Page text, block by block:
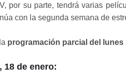
por su parte, tendrá varias
con la segunda semana de
programación parcial del lunes
, 18 de enero: